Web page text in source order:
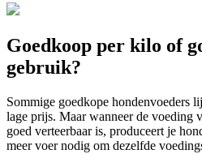
Goedkoop per kilo of
gebruik?
Sommige goedkope hondenvoeders
lage prijs. Maar wanneer de voeding
goed verteerbaar is, produceert je
meer voer nodig om dezelfde